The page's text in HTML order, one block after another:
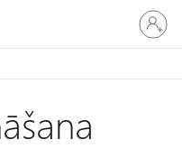
savā
kontā